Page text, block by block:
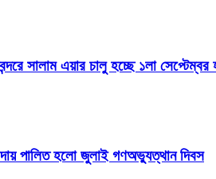
সালাম এয়ার চালু হচ্ছে ১লা সেপ্টেম্বর
পালিত হলো জুলাই গণঅভ্যুত্থান দিবস